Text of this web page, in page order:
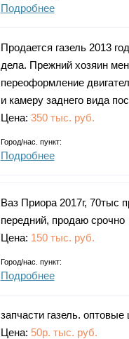
Подробнее
Продается газель 2013
дела. Прежний хозяин
переоформление
и камеру заднего вида
Цена: 350 тыс. руб.
Город/нас. пункт:
Подробнее
Ваз Приора 2017г, 70тыс
передний, продаю срочно
Цена: 150 тыс. руб.
Город/нас. пункт:
Подробнее
запчасти газель.
Цена: 50р. тыс. руб.